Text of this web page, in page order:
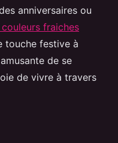
anniversaires ou
fraiches
touche festive à
de se
de vivre à travers